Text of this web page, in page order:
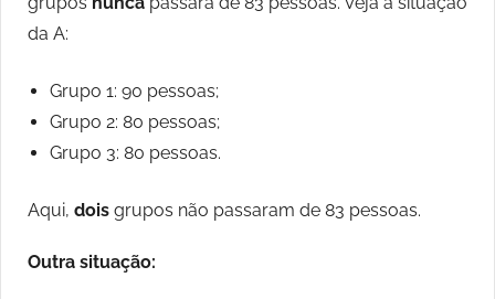
da A:
Grupo 1: 90 pessoas;
Grupo 2: 80 pessoas;
Grupo 3: 80 pessoas.
Aqui, dois grupos não passaram de 83 pessoas.
Outra situação: